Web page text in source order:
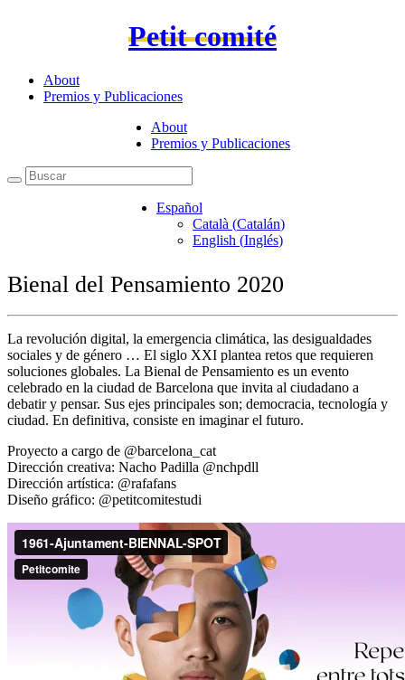
Petit comité
About
Premios y Publicaciones
About
Premios y Publicaciones
Español
Català (Catalán)
English (Inglés)
Bienal del Pensamiento 2020
La revolución digital, la emergencia climática, las desigualdades
sociales y de género … El siglo XXI plantea retos que requieren
soluciones globales. La Bienal de Pensamiento es un evento
celebrado en la ciudad de Barcelona que invita al ciudadano a
debatir y pensar. Sus ejes principales son; democracia, tecnología y
ciudad. En definitiva, consiste en imaginar el futuro.
Proyecto a cargo de @barcelona_cat
Dirección creativa: Nacho Padilla @nchpdll
Dirección artística: @rafafans
Diseño gráfico: @petitcomitestudi